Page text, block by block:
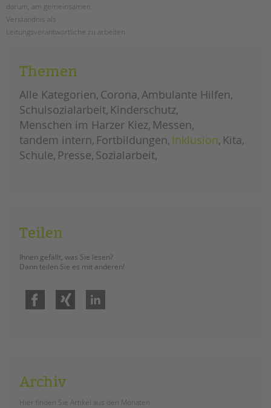
darum, am gemeinsamen
Verständnis als
Leitungsverantwortliche zu arbeiten
leitbild
und
werte
umfassend
kommunizieren
Themen
Alle Kategorien Corona Ambulante Hilfen
Schulsozialarbeit Kinderschutz
Menschen im Harzer Kiez Messen
tandem intern Fortbildungen Inklusion Kita
Schule Presse Sozialarbeit
Teilen
Ihnen gefällt, was Sie lesen?
Dann teilen Sie es mit anderen!
Facebook Xing
Archiv
Hier finden Sie Artikel aus den Monaten